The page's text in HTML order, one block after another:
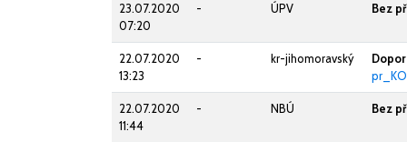
23.07.2020
07:20
- ÚPV Bez
22.07.2020
13:23
- kr-jihomoravský
22.07.2020
11:44
- NBÚ Bez